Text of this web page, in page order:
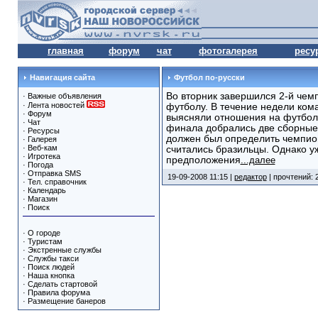
главная форум чат фотогалерея
Навигация сайта
· Важные объявления
· Лента новостей
· Форум
· Чат
· Ресурсы
· Галерея
· Веб-кам
· Игротека
· Погода
· Отправка SMS
· Тел. справочник
· Календарь
· Магазин
· Поиск
· О городе
· Туристам
· Экстренные службы
· Службы такси
· Поиск людей
· Наша кнопка
· Сделать стартовой
· Правила форума
· Размещение банеров
Футбол по-русски
Во вторник завершился 2-й
футболу. В течение недели
выясняли отношения на
финала добрались две
должен был определить
считались бразильцы. Однако
предположения...далее
19-09-2008 11:15 | редактор| прочтений: